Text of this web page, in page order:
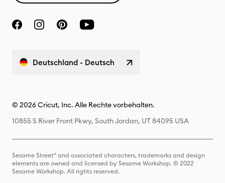
Deutschland - Deutsch
© 2026 Cricut, Inc. Alle Rechte vorbehalten.
10855 S River Front Pkwy, South Jordan, UT 84095 USA
Sesame Street® and associated characters, trademarks and design
elements are owned and licensed by Sesame Workshop. © 2022
Sesame Workshop. All rights reserved.